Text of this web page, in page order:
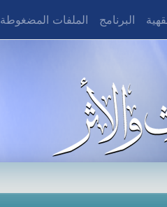
البرنامج الملفات المضغوطة